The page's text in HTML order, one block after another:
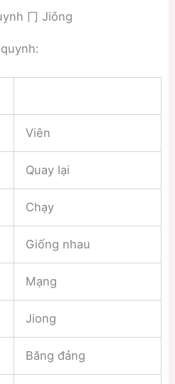
Viên
Quay lại
Chạy
Giống nhau
Mạng
Jiong
Băng đảng